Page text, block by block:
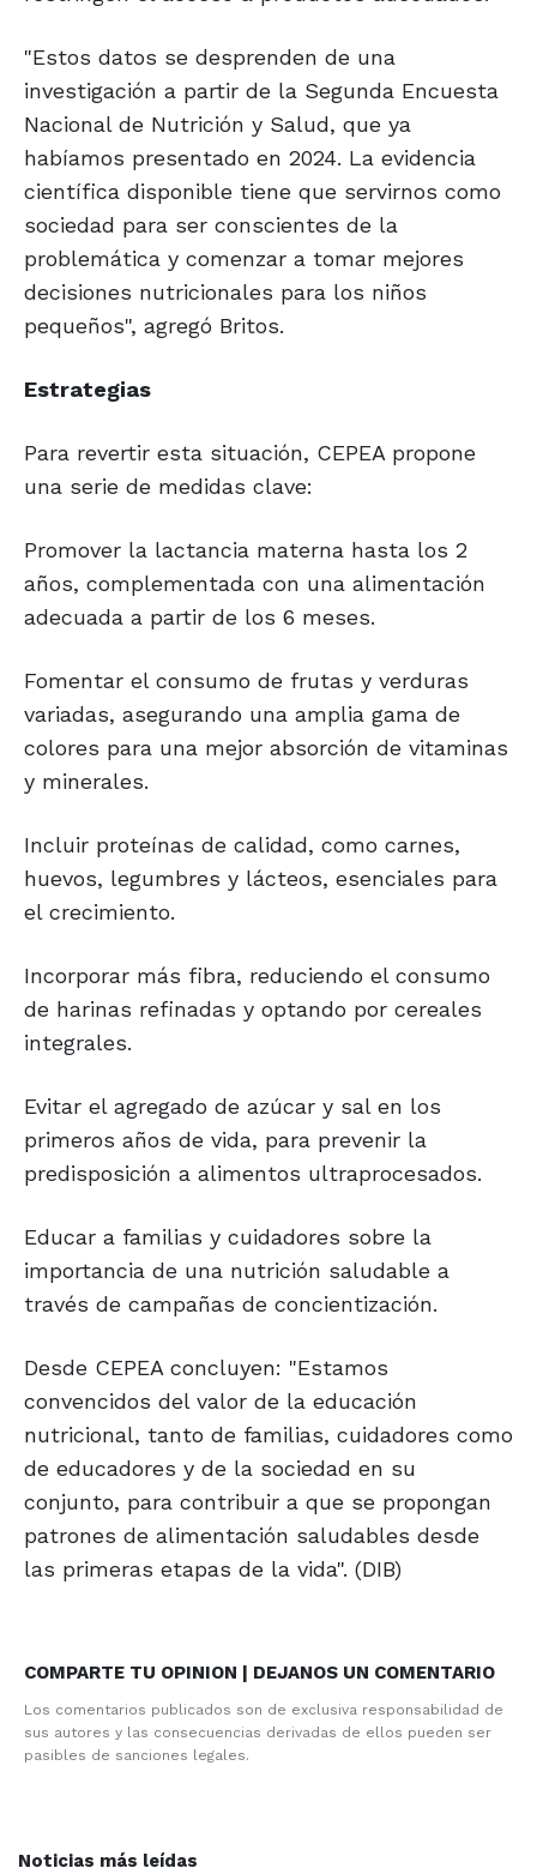
"Estos datos se desprenden de una
investigación a partir de la Segunda Encuesta
Nacional de Nutrición y Salud, que ya
habíamos presentado en 2024. La evidencia
científica disponible tiene que servirnos como
sociedad para ser conscientes de la
problemática y comenzar a tomar mejores
decisiones nutricionales para los niños
pequeños", agregó Britos.
Estrategias
Para revertir esta situación, CEPEA propone
una serie de medidas clave:
Promover la lactancia materna hasta los 2
años, complementada con una alimentación
adecuada a partir de los 6 meses.
Fomentar el consumo de frutas y verduras
variadas, asegurando una amplia gama de
colores para una mejor absorción de vitaminas
y minerales.
Incluir proteínas de calidad, como carnes,
huevos, legumbres y lácteos, esenciales para
el crecimiento.
Incorporar más fibra, reduciendo el consumo
de harinas refinadas y optando por cereales
integrales.
Evitar el agregado de azúcar y sal en los
primeros años de vida, para prevenir la
predisposición a alimentos ultraprocesados.
Educar a familias y cuidadores sobre la
importancia de una nutrición saludable a
través de campañas de concientización.
Desde CEPEA concluyen: "Estamos
convencidos del valor de la educación
nutricional, tanto de familias, cuidadores como
de educadores y de la sociedad en su
conjunto, para contribuir a que se propongan
patrones de alimentación saludables desde
las primeras etapas de la vida". (DIB)
COMPARTE TU OPINION | DEJANOS UN COMENTARIO
Los comentarios publicados son de exclusiva responsabilidad de
sus autores y las consecuencias derivadas de ellos pueden ser
pasibles de sanciones legales.
Noticias más leídas